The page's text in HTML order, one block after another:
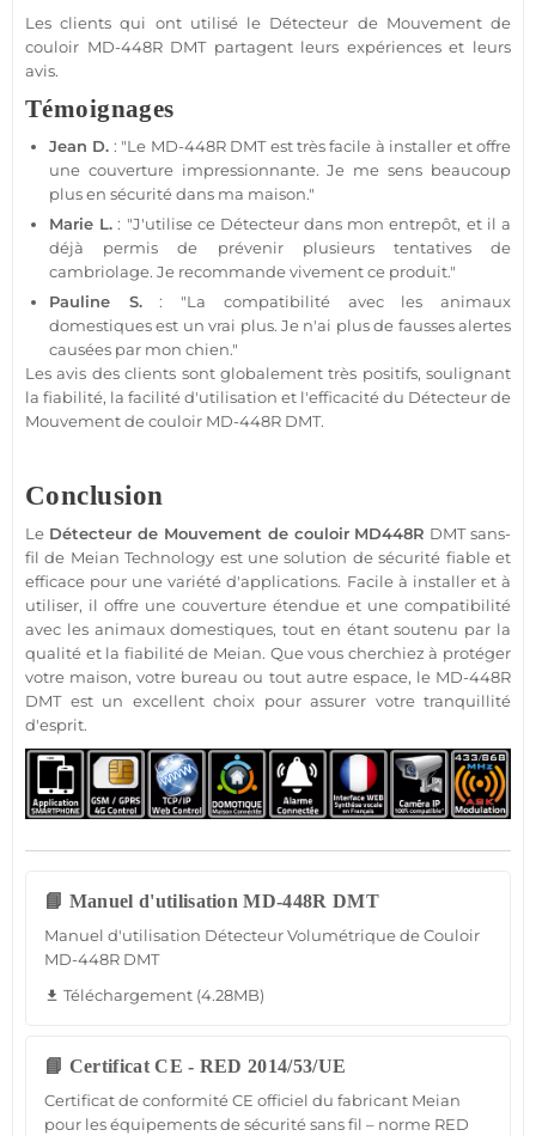
Les clients qui ont utilisé le Détecteur de Mouvementde
couloir MD-448RDMT partagent leurs expériences et leurs
avis.
Témoignages
Jean D. : "Le MD-448RDMT est très facile à installer et offre
une couverture impressionnante. Je me sens beaucoup
plus en sécuritédans ma maison."
Marie L. : "J'utilise ce Détecteurdans mon entrepôt, et il a
déjà permis de prévenir plusieurs tentatives de
cambriolage. Je recommande vivement ce produit."
Pauline S.: "La compatibilité avec les animaux
domestiques est un vrai plus. Je n'ai plus de fausses alertes
causées par mon chien."
Les avis des clients sont globalement très positifs, soulignant
la fiabilité, la facilité d'utilisation et l'efficacité du Détecteur de
Mouvementde couloir MD-448R DMT.
Conclusion
Le Détecteur de Mouvement de couloir MD448R DMTsans-
fil de Meian Technology est une solution desécurité fiableet
efficace pour une variété d'applications. Facile à installer et à
utiliser, il offre une couverture étendue et une compatibilité
avec les animaux domestiques, tout en étant soutenu par la
qualité et la fiabilité de Meian. Que vous cherchiez à protéger
votre maison, votre bureau ou tout autre espace, le MD-448R
DMT est un excellent choix pour assurer votre tranquillité
d'esprit.
📘 Manuel d'utilisation MD-448R DMT
Manuel d'utilisation Détecteur Volumétrique de Couloir
MD-448R DMT
file_download Téléchargement (4.28MB)
📘 Certificat CE - RED 2014/53/UE
Certificat de conformité CE officiel du fabricant Meian
pour les équipements de sécurité sans fil – norme RED